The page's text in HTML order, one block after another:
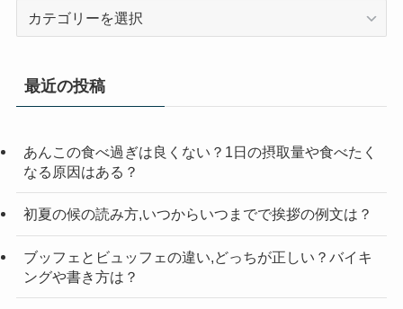
リ
索
最近の投稿
あんこの食べ過ぎは良くない？1日の摂取量や食べたく
なる原因はある？
初夏の候の読み方,いつからいつまでで挨拶の例文は？
ブッフェとビュッフェの違い,どっちが正しい？バイキ
ングや書き方は？